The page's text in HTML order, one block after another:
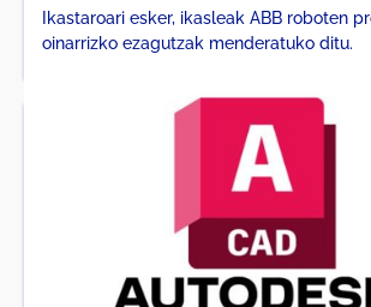
Ikastaroari esker, ikasleak ABB roboten
oinarrizko ezagutzak menderatuko ditu.